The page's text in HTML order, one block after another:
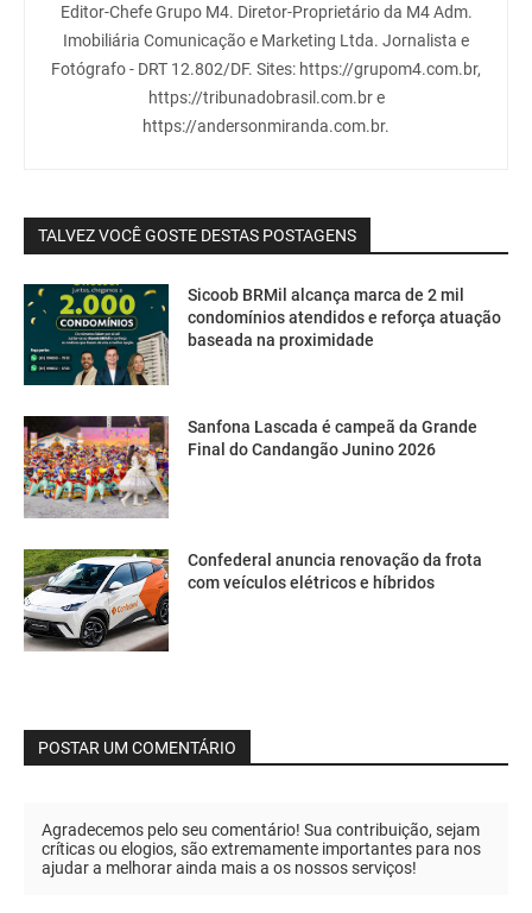
Editor-Chefe Grupo M4. Diretor-Proprietário da M4 Adm.
Imobiliária Comunicação e Marketing Ltda. Jornalista e
Fotógrafo - DRT 12.802/DF. Sites: https://grupom4.com.br,
https://tribunadobrasil.com.br e
https://andersonmiranda.com.br.
TALVEZ VOCÊ GOSTE DESTAS POSTAGENS
Sicoob BRMil alcança marca de 2 mil
condomínios atendidos e reforça atuação
baseada na proximidade
Sanfona Lascada é campeã da Grande
Final do Candangão Junino 2026
Confederal anuncia renovação da frota
com veículos elétricos e híbridos
POSTAR UM COMENTÁRIO
Agradecemos pelo seu comentário! Sua contribuição, sejam
críticas ou elogios, são extremamente importantes para nos
ajudar a melhorar ainda mais a os nossos serviços!